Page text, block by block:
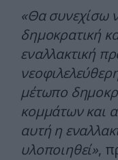
«Θα συνεχίσω
δημοκρατική
εναλλακτική
μέτωπο
κομμάτων και
αυτή η
υλοποιηθεί»,